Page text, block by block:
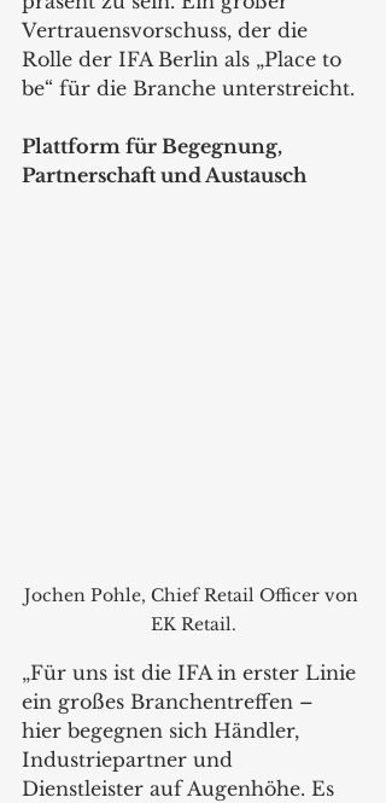
Vertrauensvorschuss, der die
Rolle der IFA Berlin als „Place to
be“ für die Branche unterstreicht.
Plattform für Begegnung,
Partnerschaft und Austausch
Jochen Pohle, Chief Retail Officer von
EK Retail.
„Für uns ist die IFA in erster Linie
ein großes Branchentreffen –
hier begegnen sich Händler,
Industriepartner und
Dienstleister auf Augenhöhe. Es